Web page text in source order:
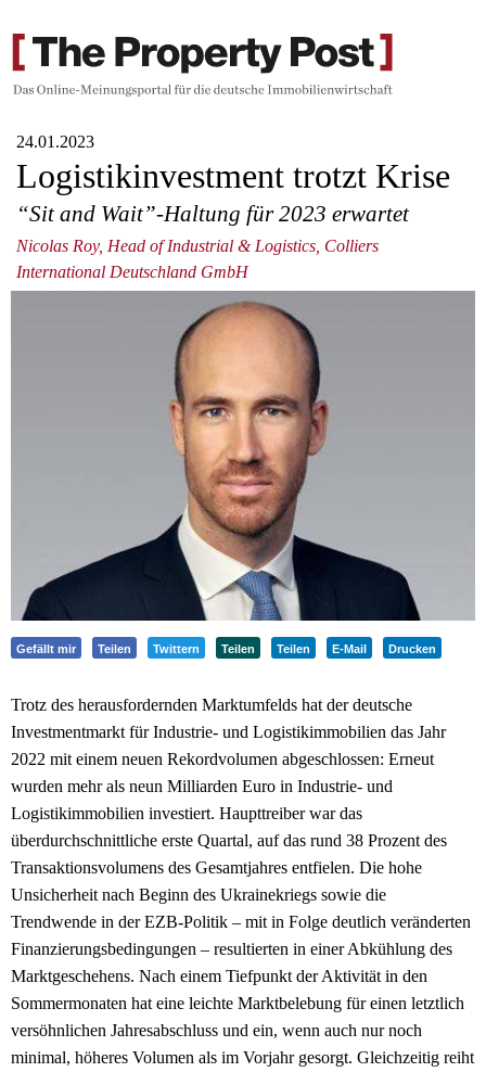
24.01.2023
Logistikinvestment trotzt Krise
“Sit and Wait”-Haltung für 2023 erwartet
Nicolas Roy, Head of Industrial & Logistics, Colliers
International Deutschland GmbH
Gefällt mir Teilen Twittern Teilen Teilen E-Mail Drucken
Trotz des herausfordernden Marktumfelds hat der deutsche
Investmentmarkt für Industrie- und Logistikimmobilien das Jahr
2022 mit einem neuen Rekordvolumen abgeschlossen: Erneut
wurden mehr als neun Milliarden Euro in Industrie- und
Logistikimmobilien investiert. Haupttreiber war das
überdurchschnittliche erste Quartal, auf das rund 38 Prozent des
Transaktionsvolumens des Gesamtjahres entfielen. Die hohe
Unsicherheit nach Beginn des Ukrainekriegs sowie die
Trendwende in der EZB-Politik – mit in Folge deutlich veränderten
Finanzierungsbedingungen – resultierten in einer Abkühlung des
Marktgeschehens. Nach einem Tiefpunkt der Aktivität in den
Sommermonaten hat eine leichte Marktbelebung für einen letztlich
versöhnlichen Jahresabschluss und ein, wenn auch nur noch
minimal, höheres Volumen als im Vorjahr gesorgt. Gleichzeitig reiht